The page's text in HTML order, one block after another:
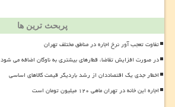
پربحث ترین ها
تفاوت تعجب آور نرخ اجاره در مناطق مختلف تهران
در صورت افزایش تقاضا، قطارهای بیشتری به ناوگان اضافه می شود
اخطار جدی یک اقتصاددان از رشد باردیگر قیمت کالاهای اساسی
اجاره این خانه در تهران ماهی ۱۲۰ میلیون تومان است